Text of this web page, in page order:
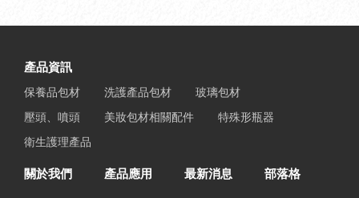
產品資訊
保養品包材 洗護產品包材
玻璃包材
壓頭、噴頭
美妝包材相關配件
特殊形瓶器
衛生護理產品
關於我們 產品應用 最新消息 部落格